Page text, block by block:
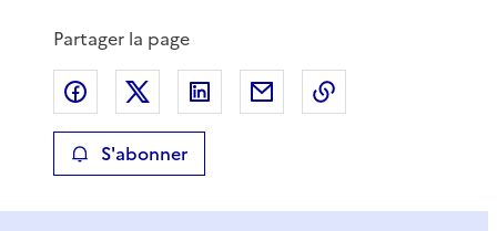
Partager la page
Partager sur Facebook
Partager sur XPartager sur LinkedIn
Partager par email
S'abonner